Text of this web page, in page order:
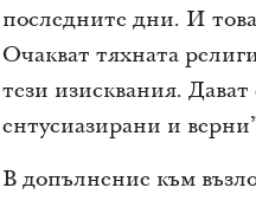
последните дни. И
Очакват тяхната
тези изисквания.
ентусиазирани и
В допълнение към